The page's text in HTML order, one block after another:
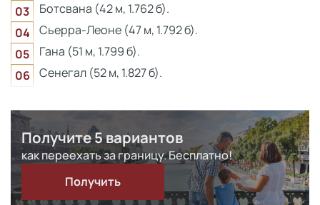
Ботсвана (42 м, 1.762 б).
Сьерра-Леоне (47 м, 1.792 б).
Гана (51 м, 1.799 б).
Сенегал (52 м, 1.827 б).
Получите 5 вариантов
как переехать за границу. Бесплатно!
Получить